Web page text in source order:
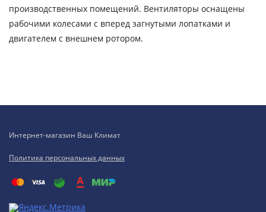
производственных помещений. Вентиляторы оснащены
рабочими колесами с вперед загнутыми лопатками и
двигателем с внешнем ротором.
Интернет-магазин Ваш Климат
Политика персональных данных